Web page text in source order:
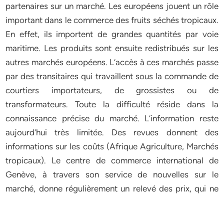
partenaires sur un marché. Les européens jouent un rôle
important dans le commerce des fruits séchés tropicaux.
En effet, ils importent de grandes quantités par voie
maritime. Les produits sont ensuite redistribués sur les
autres marchés européens. L’accès à ces marchés passe
par des transitaires qui travaillent sous la commande de
courtiers importateurs, de grossistes ou de
transformateurs. Toute la difficulté réside dans la
connaissance précise du marché. L’information reste
aujourd’hui très limitée. Des revues donnent des
informations sur les coûts (Afrique Agriculture, Marchés
tropicaux). Le centre de commerce international de
Genève, à travers son service de nouvelles sur le
marché, donne régulièrement un relevé des prix, qui ne